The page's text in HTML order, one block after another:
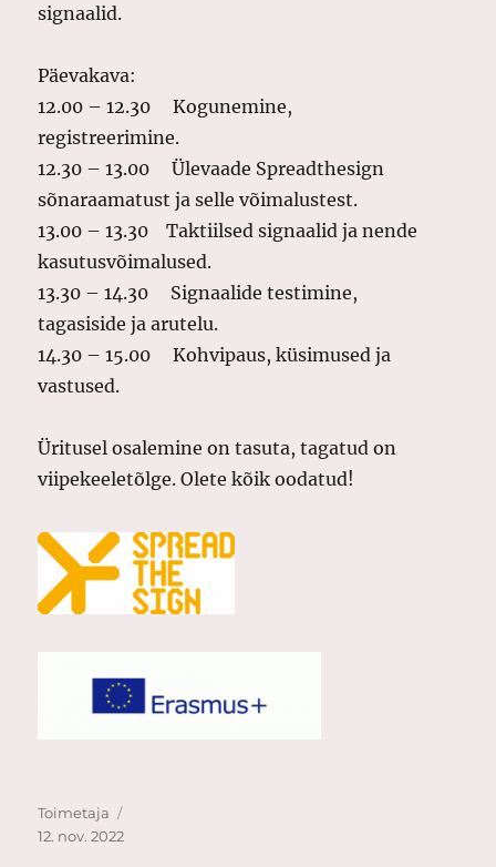
signaalid.
Päevakava:
12.00 – 12.30 Kogunemine,
registreerimine.
12.30 – 13.00Ülevaade Spreadthesign
sõnaraamatust ja selle võimalustest.
13.00 – 13.30 Taktiilsed signaalid ja nende
kasutusvõimalused.
13.30 – 14.30 Signaalide testimine,
tagasiside ja arutelu.
14.30 – 15.00 Kohvipaus, küsimused ja
vastused.
Üritusel osalemine on tasuta, tagatud on
viipekeeletõlge. Olete kõik oodatud!
Autor
Toimetaja
12. nov. 2022